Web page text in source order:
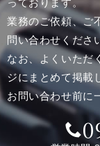
っております。
業務のご依頼、ご
問い合わせくださ
なお、よくいただ
ジにまとめて掲載
お問い合わせ前に